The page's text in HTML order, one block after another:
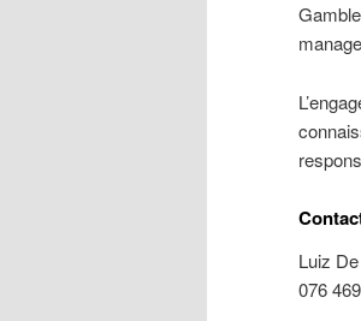
Luiz
076